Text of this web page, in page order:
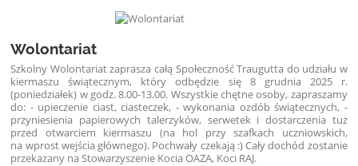
Wolontariat
Szkolny Wolontariat zaprasza całą Społeczność Traugutta do udziału w
kiermaszu świątecznym, który odbędzie się 8 grudnia 2025 r.
(poniedziałek) w godz. 8.00-13.00. Wszystkie chętne osoby, zapraszamy
do: - upieczenie ciast, ciasteczek, - wykonania ozdób świątecznych, -
przyniesienia papierowych talerzyków, serwetek i dostarczenia tuż
przed otwarciem kiermaszu (na hol przy szafkach uczniowskich,
na wprost wejścia głównego). Pochwały czekają :) Cały dochód zostanie
przekazany na Stowarzyszenie Kocia OAZA, Koci RAJ.